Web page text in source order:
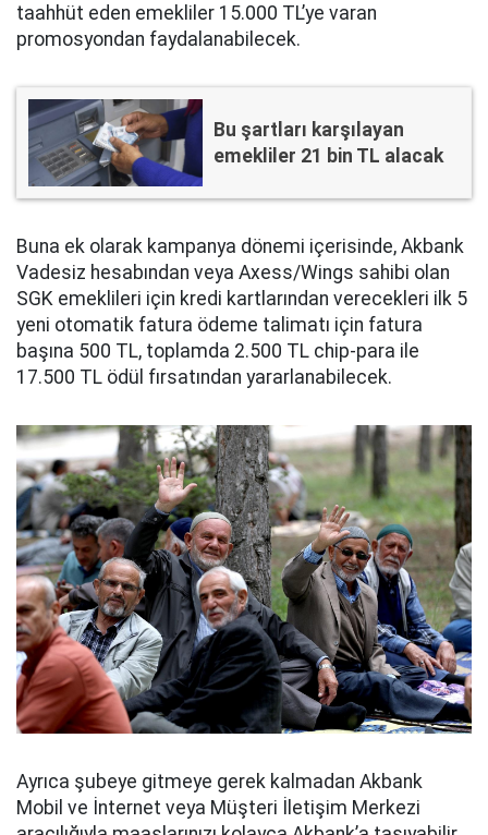
taahhüt eden emekliler 15.000 TL’ye varan
promosyondan faydalanabilecek.
Bu şartları karşılayan
emekliler 21 bin TL alacak
Buna ek olarak kampanya dönemi içerisinde, Akbank
Vadesiz hesabından veya Axess/Wings sahibi olan
SGK emeklileri için kredi kartlarından verecekleri ilk 5
yeni otomatik fatura ödeme talimatı için fatura
başına 500 TL, toplamda 2.500 TL chip-para ile
17.500 TL ödül fırsatından yararlanabilecek.
Ayrıca şubeye gitmeye gerek kalmadan Akbank
Mobil ve İnternet veya Müşteri İletişim Merkezi